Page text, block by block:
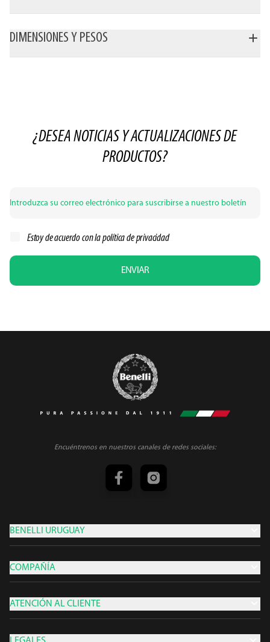
DIMENSIONES Y PESOS
¿DESEA NOTICIAS Y ACTUALIZACIONES DE
PRODUCTOS?
Estoy de acuerdo con lapolítica de privacidad
ENVIAR
Encuéntrenos en nuestros canales de redes sociales:
BENELLI URUGUAY
COMPAÑÍA
ATENCIÓN AL CLIENTE